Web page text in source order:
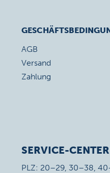
AGB
Versand
Zahlung
SERVICE-
PLZ: 20–29, 30–38,